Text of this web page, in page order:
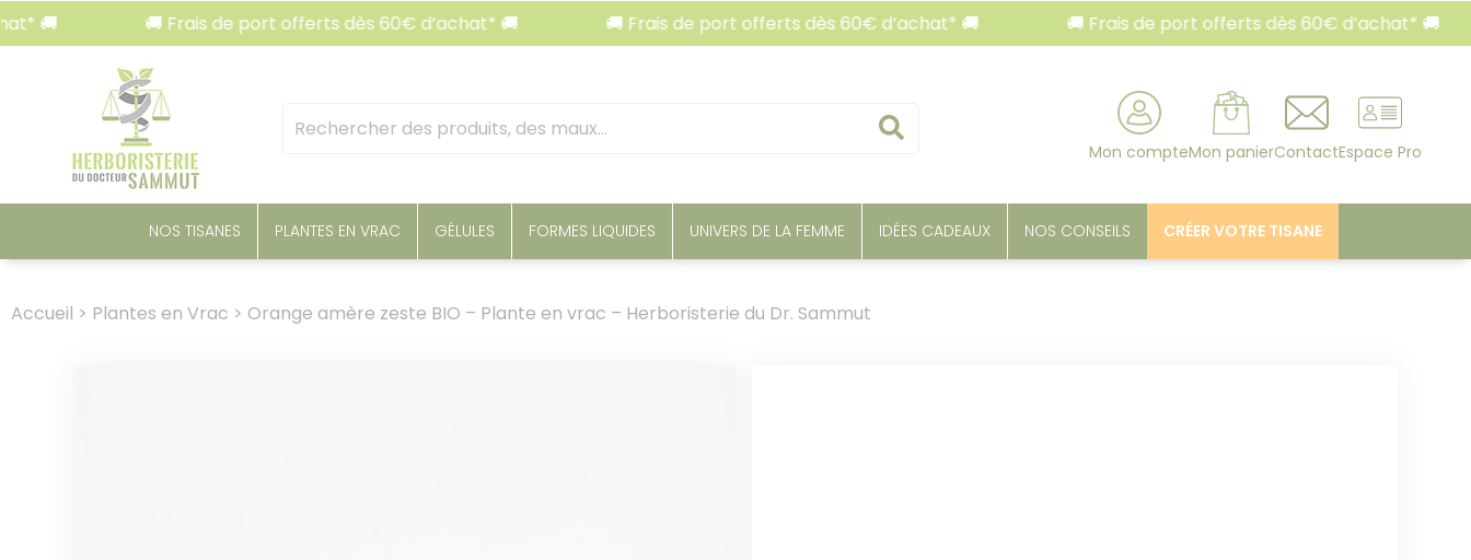
🚚 Frais de port offerts dès 60€ d’achat* 🚚 🚚 Frais de port offerts dès 60€ d’achat* 🚚 🚚 Frais de port offerts dès 60€ d’achat* 🚚
Mots
clés
Mon compteMon panierContactEspace Pro
NOS TISANES PLANTES EN VRAC GÉLULES FORMES LIQUIDES UNIVERS DE LA FEMME IDÉES CADEAUX NOS CONSEILS CRÉER VOTRE TISANE
Accueil > Plantes en Vrac > Orange amère zeste BIO – Plante en vrac – Herboristerie du Dr. Sammut
Panneau de gestion des cookies